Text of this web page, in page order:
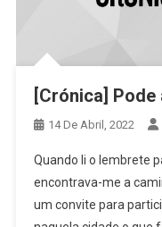
[Crónica]
14 De Abril, 2022
Quando li o lembrete
encontrava-me a
um convite para